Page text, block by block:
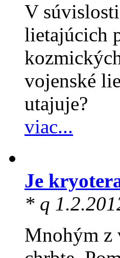
V
lietajúcich
vojenské
utajuje?
viac...
Je
* q
Mnohým z